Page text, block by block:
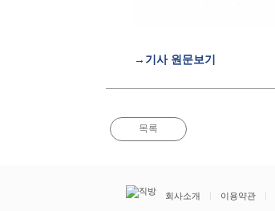
→기사 원문보기
목록
회사소개 이용약관